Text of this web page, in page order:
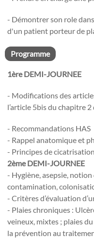
- Démontrer son role
d'un patient porteur de
Programme
1ère DEMI-JOURNEE
- Modifications des
l’article 5bis du chapitre
- Recommandations HAS
- Rappel anatomique et
- Principes de cicatrisation
2ème DEMI-JOURNEE
- Hygiène, asepsie,
contamination,
- Critères d’évaluation
- Plaies chroniques :
veineux, mixtes ; plaies
la prévention au